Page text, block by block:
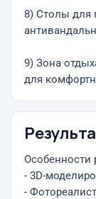
8) Столы для
9) Зона
для
Особенности
- 3D-
-